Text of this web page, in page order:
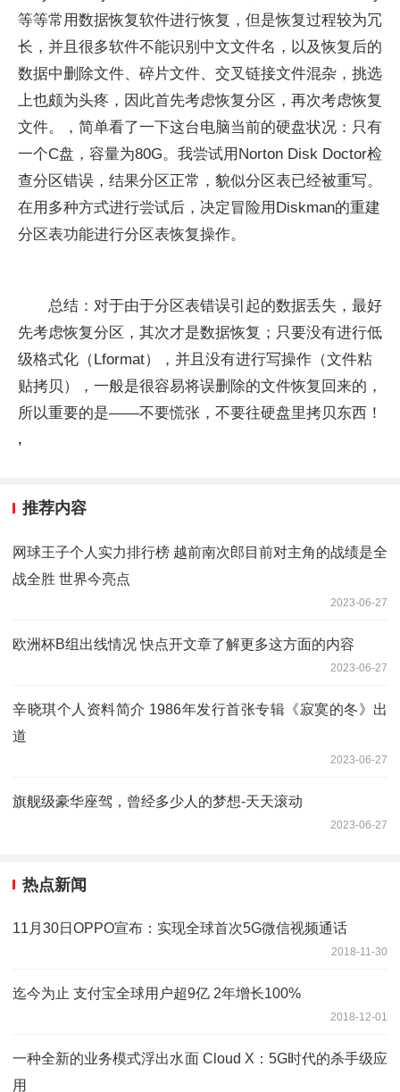
等等常用数据恢复软件进行恢复，但是恢复过程较为冗
长，并且很多软件不能识别中文文件名，以及恢复后的
数据中删除文件、碎片文件、交叉链接文件混杂，挑选
上也颇为头疼，因此首先考虑恢复分区，再次考虑恢复
文件。，简单看了一下这台电脑当前的硬盘状况：只有
一个C盘，容量为80G。我尝试用Norton Disk Doctor检
查分区错误，结果分区正常，貌似分区表已经被重写。
在用多种方式进行尝试后，决定冒险用Diskman的重建
分区表功能进行分区表恢复操作。
总结：对于由于分区表错误引起的数据丢失，最好
先考虑恢复分区，其次才是数据恢复；只要没有进行低
级格式化（Lformat），并且没有进行写操作（文件粘
贴拷贝），一般是很容易将误删除的文件恢复回来的，
所以重要的是——不要慌张，不要往硬盘里拷贝东西！
,
推荐内容
网球王子个人实力排行榜 越前南次郎目前对主角的战绩是全
战全胜 世界今亮点
2023-06-27
欧洲杯B组出线情况 快点开文章了解更多这方面的内容
2023-06-27
辛晓琪个人资料简介 1986年发行首张专辑《寂寞的冬》出
道
2023-06-27
旗舰级豪华座驾，曾经多少人的梦想-天天滚动
2023-06-27
热点新闻
11月30日OPPO宣布：实现全球首次5G微信视频通话
2018-11-30
迄今为止 支付宝全球用户超9亿 2年增长100%
2018-12-01
一种全新的业务模式浮出水面 Cloud X：5G时代的杀手级应
用